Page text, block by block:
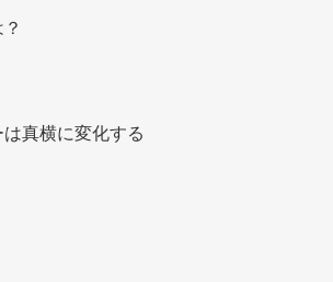
は真横に変化する